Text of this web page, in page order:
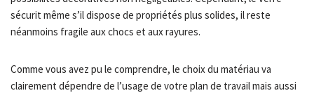
sécurit même s’il dispose de propriétés plus solides, il reste
néanmoins fragile aux chocs et aux rayures.
Comme vous avez pu le comprendre, le choix du matériau va
clairement dépendre de l’usage de votre plan de travail mais aussi